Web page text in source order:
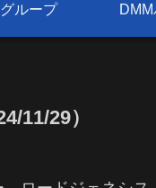
ループ
11/29）